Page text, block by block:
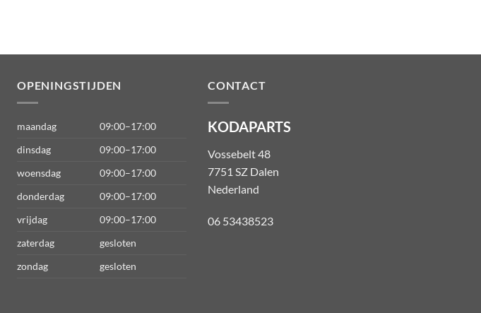
OPENINGSTIJDEN
maandag
09:00–17:00
dinsdag
09:00–17:00
woensdag
09:00–17:00
donderdag
09:00–17:00
vrijdag
09:00–17:00
zaterdag
gesloten
zondag
gesloten
CONTACT
KODAPARTS
Vossebelt 48
7751 SZ Dalen
Nederland
06 53438523